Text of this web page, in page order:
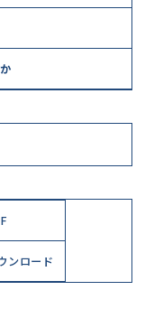
ンロード